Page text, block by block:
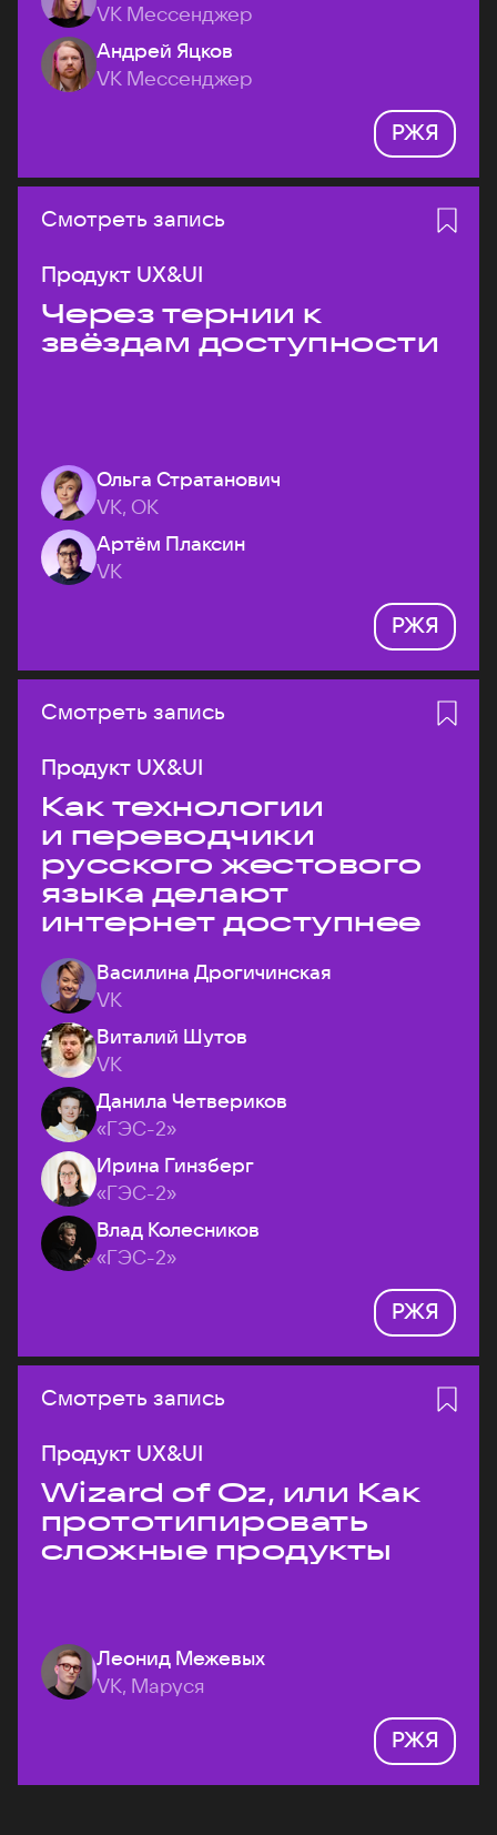
VK Мессенджер
Андрей Яцков
VK Мессенджер
РЖЯ
Смотреть запись
Продукт UX&UI
Через тернии к
звёздам доступности
Ольга Стратанович
VK, ОК
Артём Плаксин
VK
РЖЯ
Смотреть запись
Продукт UX&UI
Как технологии
и переводчики
русского жестового
языка делают
интернет доступнее
Василина Дрогичинская
VK
Виталий Шутов
VK
Данила Четвериков
«ГЭС-2»
Ирина Гинзберг
«ГЭС-2»
Влад Колесников
«ГЭС-2»
РЖЯ
Смотреть запись
Продукт UX&UI
Wizard of Oz, или Как
прототипировать
сложные продукты
Леонид Межевых
VK, Маруся
РЖЯ